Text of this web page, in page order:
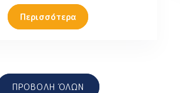
Περισσότερα
ΠΡΟΒΟΛΗ ΌΛΩΝ